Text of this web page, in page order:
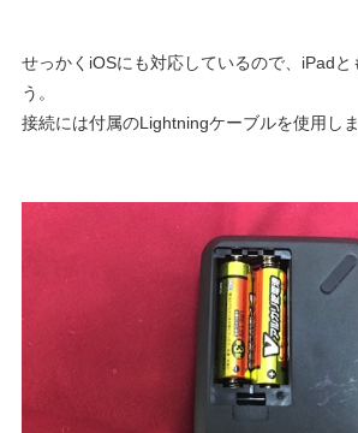
せっかくiOSにも対応しているので、iPadと
う。
接続には付属のLightningケーブルを使用しま